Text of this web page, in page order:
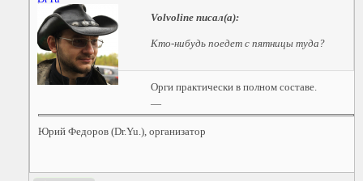
Volvoline писал(а):
Кто-нибудь поедет с пятницы туда?
Орги практически в полном составе.
—
Юрий Федоров (Dr.Yu.), организатор